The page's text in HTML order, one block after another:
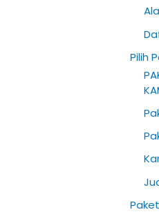
rPilih